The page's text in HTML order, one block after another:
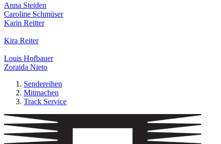
Anna Steiden
Caroline Schmüser
Karin Reitter
Kira Reiter
Louis Hofbauer
Zoraida Nieto
Sendereihen
Mitmachen
Track Service